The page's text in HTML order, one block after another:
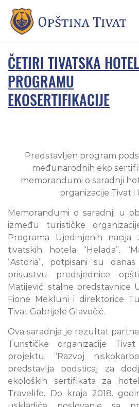
ČETIRI TIVATSKA
PROGRAMU
EKOSERTIFIKACIJE
Predstavljen program
međunarodnih eko
memorandumi o saradnji
organizacije Tivat i
Memorandumi o saradnji u
između turističke
Programa Ujedinjenih
tivatskih hotela “Helada”,
“Astoria”, potpisani su
prisustvu predsjednice
Matijević, stalne predstavnice
Fione Mekluni i direktorice
Tivat Gabrijele Glavočić.
Ova saradnja je rezultat
Turističke organizacije
projektu “Razvoj
predstavlja podsticaj za
ekoloških sertifikata za
Travelife. Do kraja 2018.